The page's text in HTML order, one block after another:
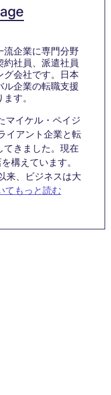
流企業に専門分野
社員、派遣社員
グ会社です。日本
ル企業の転職支援
す。
マイケル・ペイジ
イアント企業と転
てきました。現在
構えています。
来、ビジネスは大
てもっと読む